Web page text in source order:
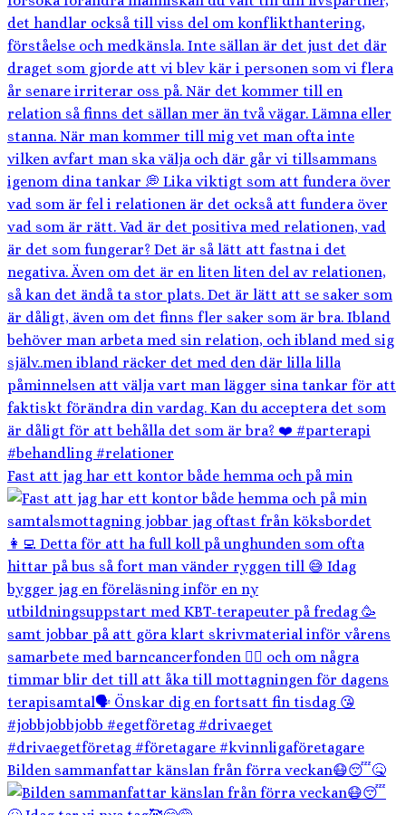
Fast att jag har ett kontor både hemma och på min
Bilden sammanfattar känslan från förra veckan😷😴🤒